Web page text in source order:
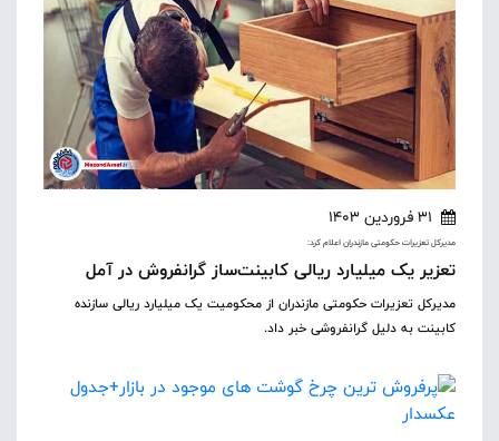
31 فروردین 1403
مدیرکل تعزیرات حکومتی مازندران اعلام کرد:
تعزیر یک میلیارد ریالی کابینت‌ساز گرانفروش در آمل
مدیرکل تعزیرات حکومتی مازندران از محکومیت یک میلیارد ریالی سازنده
کابینت به دلیل گرانفروشی خبر داد.